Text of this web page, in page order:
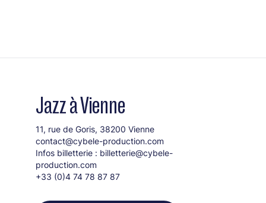
Jazz à Vienne
11, rue de Goris, 38200 Vienne
contact@cybele-production.com
Infos billetterie : billetterie@cybele-
production.com
+33 (0)4 74 78 87 87